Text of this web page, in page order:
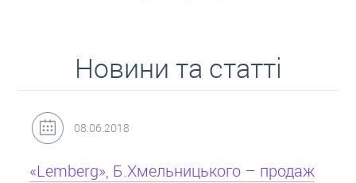
Новини та статті
31.05.2018
Кредит під заставу нерухомості: іпотека